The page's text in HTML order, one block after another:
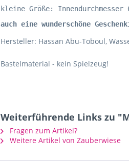
kleine Größe: Innendurchmesser
auch eine wunderschöne
Hersteller: Hassan Abu-Toboul,
Bastelmaterial - kein Spielzeug!
Weiterführende Links zu
Fragen zum Artikel?
Weitere Artikel von Zauberwiese